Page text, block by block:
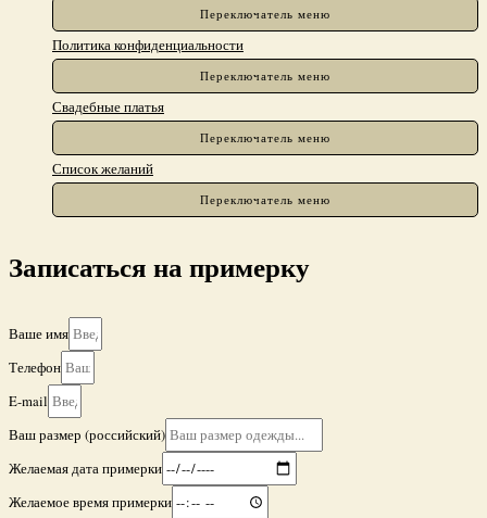
Переключатель меню
Политика конфиденциальности
Переключатель меню
Свадебные платья
Переключатель меню
Список желаний
Переключатель меню
Записаться на примерку
Ваше имя
Телефон
E-mail
Ваш размер (российский)
Желаемая дата примерки
Желаемое время примерки